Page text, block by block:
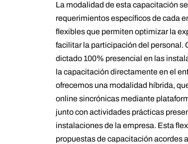
La modalidad de esta capacitación
requerimientos específicos de cada
flexibles que permiten optimizar la
facilitar la participación del personal.
dictado 100% presencial en las
la capacitación directamente en el
ofrecemos una modalidad híbrida,
online sincrónicas mediante
junto con actividades prácticas
instalaciones de la empresa. Esta
propuestas de capacitación acordes